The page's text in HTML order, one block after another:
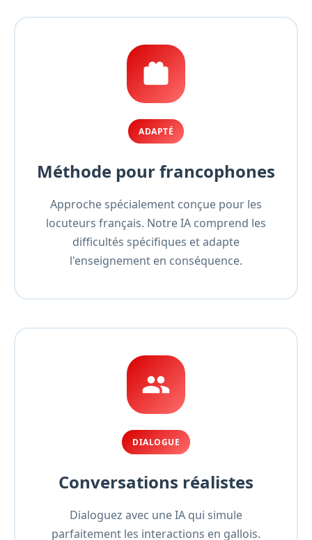
ADAPTÉ
Méthode pour francophones
Approche spécialement conçue pour les
locuteurs français. Notre IA comprend les
difficultés spécifiques et adapte
l'enseignement en conséquence.
DIALOGUE
Conversations réalistes
Dialoguez avec une IA qui simule
parfaitement les interactions en gallois.